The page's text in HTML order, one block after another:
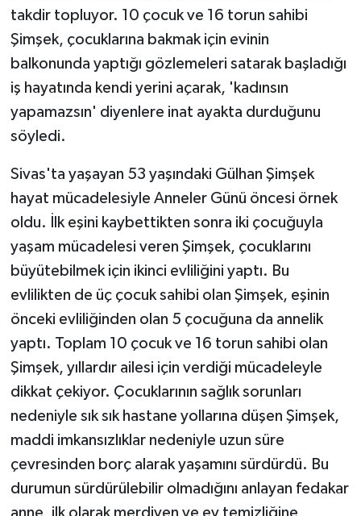
takdir topluyor. 10 çocuk ve 16 torun sahibi
Şimşek, çocuklarına bakmak için evinin
balkonunda yaptığı gözlemeleri satarak başladığı
iş hayatında kendi yerini açarak, 'kadınsın
yapamazsın' diyenlere inat ayakta durduğunu
söyledi.
Sivas'ta yaşayan 53 yaşındaki Gülhan Şimşek
hayat mücadelesiyle Anneler Günü öncesi örnek
oldu. İlk eşini kaybettikten sonra iki çocuğuyla
yaşam mücadelesi veren Şimşek, çocuklarını
büyütebilmek için ikinci evliliğini yaptı. Bu
evlilikten de üç çocuk sahibi olan Şimşek, eşinin
önceki evliliğinden olan 5 çocuğuna da annelik
yaptı. Toplam 10 çocuk ve 16 torun sahibi olan
Şimşek, yıllardır ailesi için verdiği mücadeleyle
dikkat çekiyor. Çocuklarının sağlık sorunları
nedeniyle sık sık hastane yollarına düşen Şimşek,
maddi imkansızlıklar nedeniyle uzun süre
çevresinden borç alarak yaşamını sürdürdü. Bu
durumun sürdürülebilir olmadığını anlayan fedakar
anne, ilk olarak merdiven ve ev temizliğine